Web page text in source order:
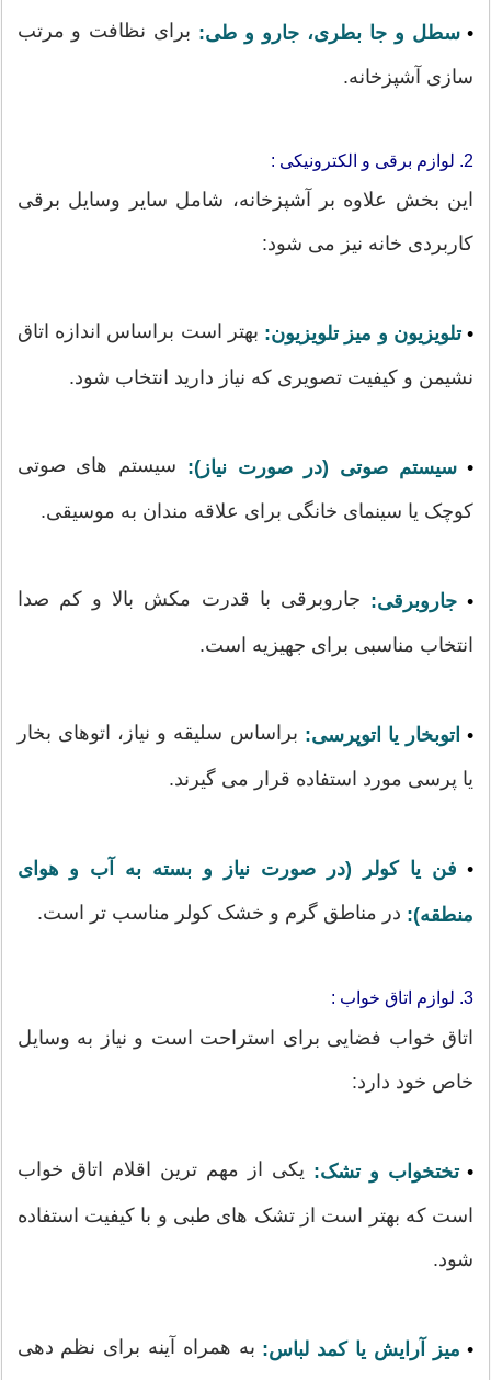
•سطل و جا بطری، جارو و طی: برای نظافت و مرتب
سازی آشپزخانه.
2. لوازم برقی و الکترونیکی :
این بخش علاوه بر آشپزخانه، شامل سایر وسایل برقی
کاربردی خانه نیز می شود:
•تلویزیون و میز تلویزیون: بهتر است براساس اندازه اتاق
نشیمن و کیفیت تصویری که نیاز دارید انتخاب شود.
•سیستم صوتی (در صورت نیاز): سیستم های صوتی
کوچک یا سینمای خانگی برای علاقه مندان به موسیقی.
• جاروبرقی: جاروبرقی با قدرت مکش بالا و کم صدا
انتخاب مناسبی برای جهیزیه است.
• اتوبخار یا اتوپرسی: براساس سلیقه و نیاز، اتوهای بخار
یا پرسی مورد استفاده قرار می گیرند.
• فن یا کولر (در صورت نیاز و بسته به آب و هوای
منطقه): در مناطق گرم و خشک کولر مناسب تر است.
3. لوازم اتاق خواب :
اتاق خواب فضایی برای استراحت است و نیاز به وسایل
خاص خود دارد:
•تختخواب و تشک: یکی از مهم ترین اقلام اتاق خواب
است که بهتر است از تشک های طبی و با کیفیت استفاده
شود.
• میز آرایش یا کمد لباس: به همراه آینه برای نظم دهی